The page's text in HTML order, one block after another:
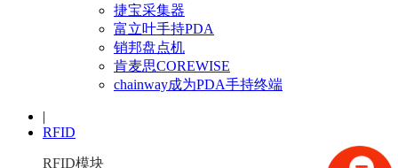
捷宝采集器
富立叶手持PDA
销邦盘点机
肯麦思COREWISE
chainway成为PDA手持终端
|
RFID
RFID模块